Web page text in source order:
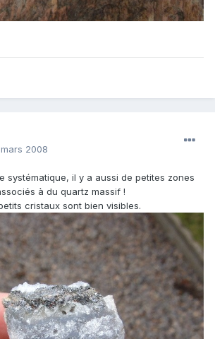
2008
systématique, il y a aussi de petites zones
à du quartz massif !
cristaux sont bien visibles.